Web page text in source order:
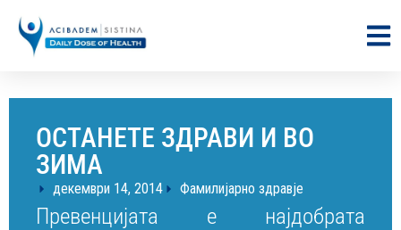
ОСТАНЕТЕ ЗДРАВИ И ВО
ЗИМА
декември 14, 2014 Фамилијарно здравје
Превенцијата е најдобрата